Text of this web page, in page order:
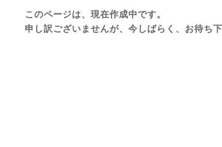
このページは、現在作成中です。
申し訳ございませんが、今しばらく、お待ち